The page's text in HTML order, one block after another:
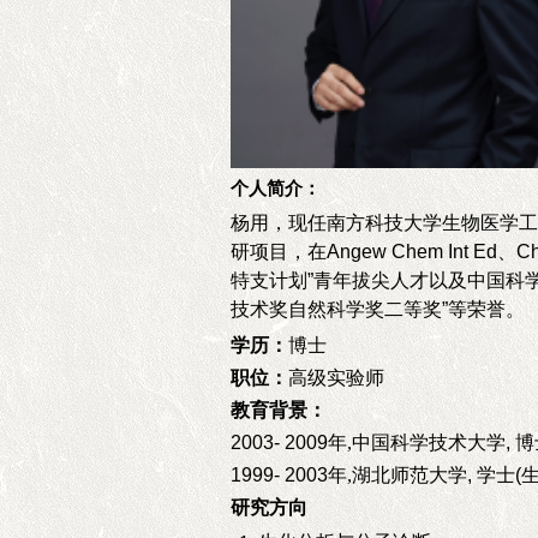
个人简介：
杨用，现任南方科技大学生物医学
研项目，在Angew Chem Int Ed、
特支计划 ”青年拔尖人才以及中国科
技术奖自然科学奖二等奖”等荣誉。
学历：博士
职位： 高级实验师
教育背景：
2003- 2009年,中国科学技术大学,博
1999- 2003年,湖北师范大学,学士(
研究方向